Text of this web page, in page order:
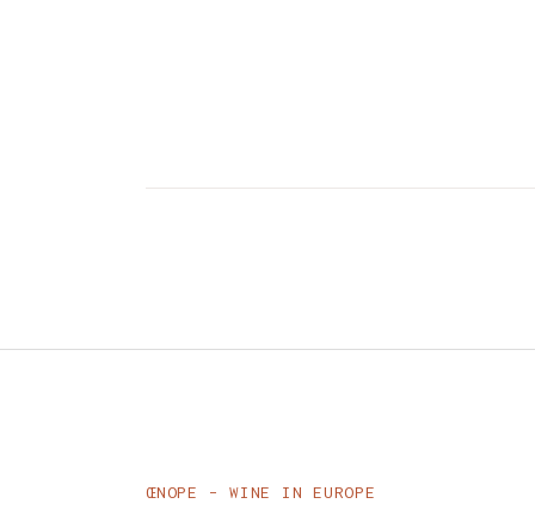
ŒNOPE – WINE IN EUROPE